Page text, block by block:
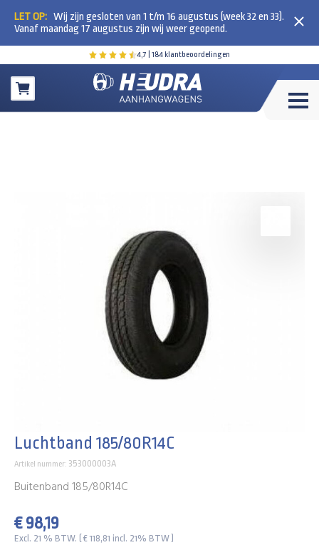
4,7 | 184 klantbeoordelingen
Winkelwagen
LET OP: Wij zijn gesloten van 1 t/m 16 augustus (week 32 en 33).
Vanaf maandag 17 augustus zijn wij weer geopend.
Luchtband 185/80R14C
Artikel nummer: 353000003A
Buitenband 185/80R14C
€ 98,19
Excl. 21 % BTW. ( € 118,81 incl. 21% BTW )